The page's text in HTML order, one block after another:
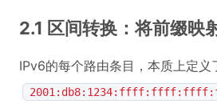
2.1 区间转换：将前缀映
IPv6的每个路由条目，本质上定